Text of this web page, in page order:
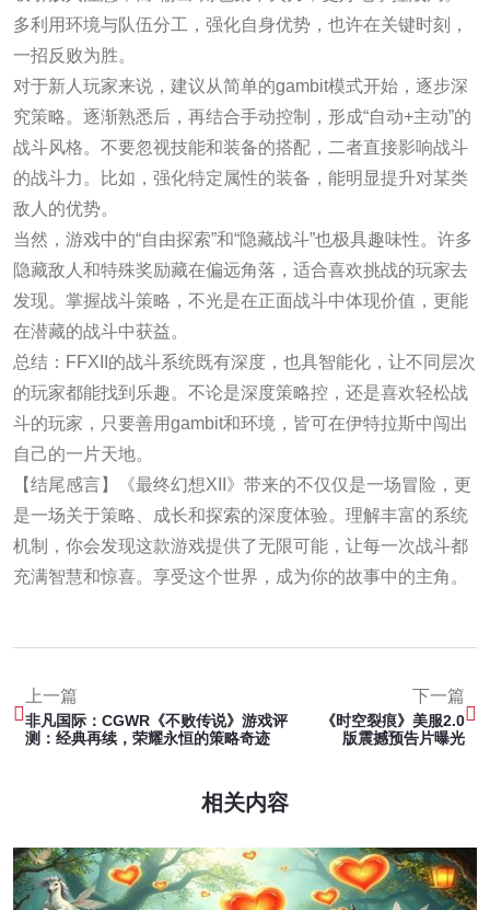
多利用环境与队伍分工，强化自身优势，也许在关键时刻，
一招反败为胜。
对于新人玩家来说，建议从简单的gambit模式开始，逐步深
究策略。逐渐熟悉后，再结合手动控制，形成“自动+主动”的
战斗风格。不要忽视技能和装备的搭配，二者直接影响战斗
的战斗力。比如，强化特定属性的装备，能明显提升对某类
敌人的优势。
当然，游戏中的“自由探索”和“隐藏战斗”也极具趣味性。许多
隐藏敌人和特殊奖励藏在偏远角落，适合喜欢挑战的玩家去
发现。掌握战斗策略，不光是在正面战斗中体现价值，更能
在潜藏的战斗中获益。
总结：FFXII的战斗系统既有深度，也具智能化，让不同层次
的玩家都能找到乐趣。不论是深度策略控，还是喜欢轻松战
斗的玩家，只要善用gambit和环境，皆可在伊特拉斯中闯出
自己的一片天地。
【结尾感言】《最终幻想XII》带来的不仅仅是一场冒险，更
是一场关于策略、成长和探索的深度体验。理解丰富的系统
机制，你会发现这款游戏提供了无限可能，让每一次战斗都
充满智慧和惊喜。享受这个世界，成为你的故事中的主角。
上一篇
非凡国际：CGWR《不败传说》游戏评
测：经典再续，荣耀永恒的策略奇迹
下一篇
《时空裂痕》美服2.0
版震撼预告片曝光
相关内容